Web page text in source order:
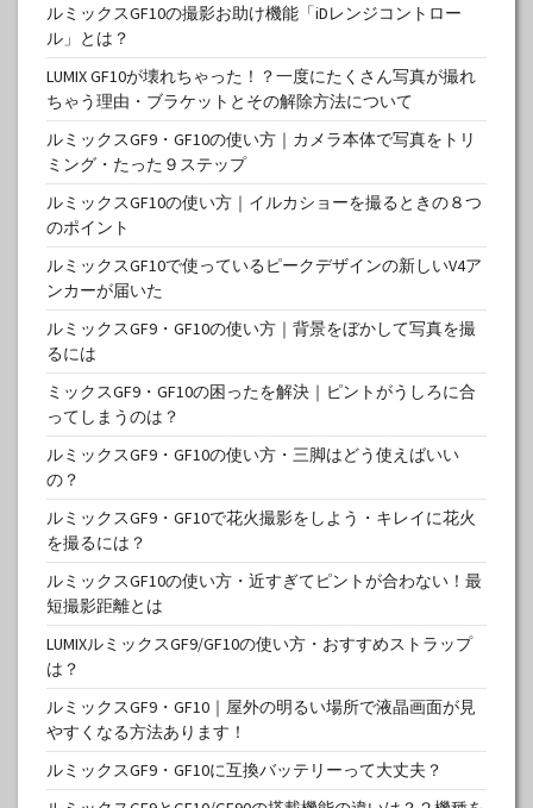
ルミックスGF10の撮影お助け機能「iDレンジコントロー
ル」とは？
LUMIX GF10が壊れちゃった！？一度にたくさん写真が撮れ
ちゃう理由・ブラケットとその解除方法について
ルミックスGF9・GF10の使い方｜カメラ本体で写真をトリ
ミング・たった９ステップ
ルミックスGF10の使い方｜イルカショーを撮るときの８つ
のポイント
ルミックスGF10で使っているピークデザインの新しいV4ア
ンカーが届いた
ルミックスGF9・GF10の使い方｜背景をぼかして写真を撮
るには
ミックスGF9・GF10の困ったを解決｜ピントがうしろに合
ってしまうのは？
ルミックスGF9・GF10の使い方・三脚はどう使えばいい
の？
ルミックスGF9・GF10で花火撮影をしよう・キレイに花火
を撮るには？
ルミックスGF10の使い方・近すぎてピントが合わない！最
短撮影距離とは
LUMIXルミックスGF9/GF10の使い方・おすすめストラップ
は？
ルミックスGF9・GF10｜屋外の明るい場所で液晶画面が見
やすくなる方法あります！
ルミックスGF9・GF10に互換バッテリーって大丈夫？